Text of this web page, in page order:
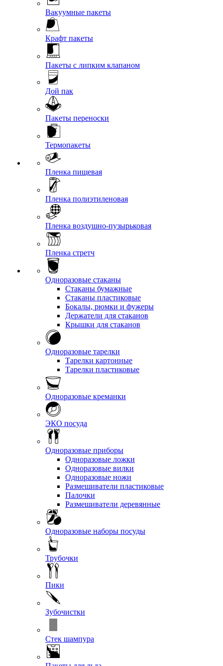
Вакуумные пакеты
Крафт пакеты
Пакеты с липким клапаном
Дой пак
Пакеты переноски
Термопакеты
Пленка пищевая
Пленка полиэтиленовая
Пленка воздушно-пузырьковая
Пленка стретч
Одноразовые стаканы
Стаканы бумажные
Стаканы пластиковые
Бокалы, рюмки и фужеры
Держатели для стаканов
Крышки для стаканов
Одноразовые тарелки
Тарелки картонные
Тарелки пластиковые
Одноразовые креманки
ЭКО посуда
Одноразовые приборы
Одноразовые ложки
Одноразовые вилки
Одноразовые ножи
Размешиватели пластиковые
Палочки
Размешиватели деревянные
Одноразовые наборы посуды
Трубочки
Пики
Зубочистки
Стек шампура